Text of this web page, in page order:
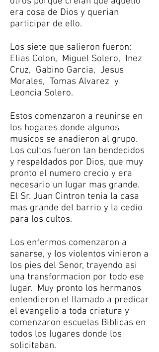
era cosa de Dios y querian
participar de ello.
Los siete que salieron fueron:
Elias Colon, Miguel Solero, Inez
Cruz, Gabino Garcia, Jesus
Morales, Tomas Alvarez y
Leoncia Solero.
Estos comenzaron a reunirse en
los hogares donde algunos
musicos se anadieron al grupo.
Los cultos fueron tan bendecidos
y respaldados por Dios, que muy
pronto el numero crecio y era
necesario un lugar mas grande.
El Sr. Juan Cintron tenia la casa
mas grande del barrio y la cedio
para los cultos.
Los enfermos comenzaron a
sanarse, y los violentos vinieron a
los pies del Senor, trayendo asi
una transformacion por todo ese
lugar. Muy pronto los hermanos
entendieron el llamado a predicar
el evangelio a toda criatura y
comenzaron escuelas Biblicas en
todos los lugares donde los
solicitaban.